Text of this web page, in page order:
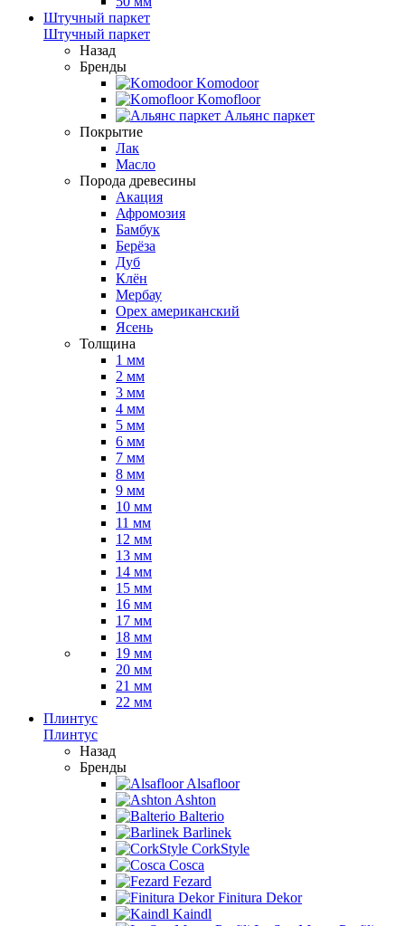
Штучный паркет
Штучный паркет
Назад
Бренды
Komodoor
Komofloor
Альянс паркет
Покрытие
Лак
Масло
Порода древесины
Акация
Афромозия
Бамбук
Берёза
Дуб
Клён
Мербау
Орех американский
Ясень
Толщина
1 мм
2 мм
3 мм
4 мм
5 мм
6 мм
7 мм
8 мм
9 мм
10 мм
11 мм
12 мм
13 мм
14 мм
15 мм
16 мм
17 мм
18 мм
19 мм
20 мм
21 мм
22 мм
Плинтус
Плинтус
Назад
Бренды
Alsafloor
Ashton
Balterio
Barlinek
CorkStyle
Cosca
Fezard
Finitura Dekor
Kaindl